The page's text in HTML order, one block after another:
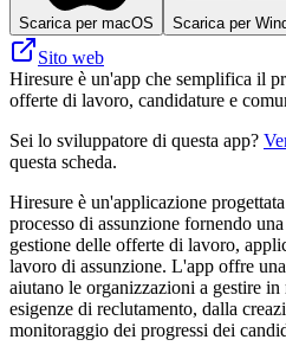
Scarica per macOS Scarica per
Sito web
Hiresure è un'app che semplifica il
offerte di lavoro, candidature e
Sei lo sviluppatore di questa app?
questa scheda.
Hiresure è un'applicazione
processo di assunzione fornendo
gestione delle offerte di lavoro,
lavoro di assunzione. L'app offre
aiutano le organizzazioni a gestire
esigenze di reclutamento, dalla
monitoraggio dei progressi dei